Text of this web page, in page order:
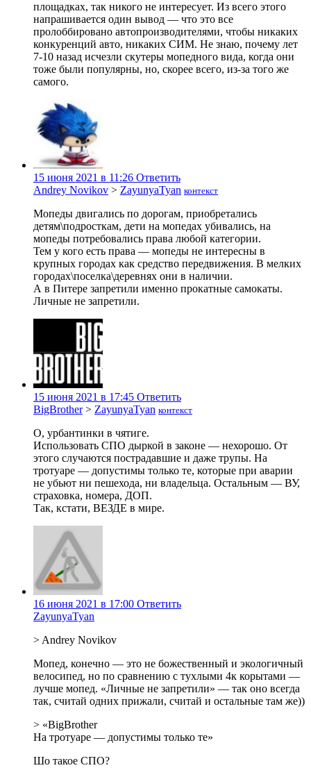
площадках, так никого не интересует. Из всего этого
напрашивается один вывод — что это все
пролоббировано автопроизводителями, чтобы никаких
конкуренций авто, никаких СИМ. Не знаю, почему лет
7-10 назад исчезли скутеры мопедного вида, когда они
тоже были популярны, но, скорее всего, из-за того же
самого.
15 июня 2021 в 11:26 Ответить
Andrey Novikov > ZayunyaTyan контекст
Мопеды двигались по дорогам, приобретались
детям\подросткам, дети на мопедах убивались, на
мопеды потребовались права любой категории.
Тем у кого есть права — мопеды не интересны в
крупных городах как средство передвижения. В мелких
городах\поселка\деревнях они в наличии.
А в Питере запретили именно прокатные самокаты.
Личные не запретили.
15 июня 2021 в 17:45 Ответить
BigBrother> ZayunyaTyan контекст
О, урбантинки в чятиге.
Использовать СПО дыркой в законе — нехорошо. От
этого случаются пострадавшие и даже трупы. На
тротуаре — допустимы только те, которые при аварии
не убьют ни пешехода, ни владельца. Остальным — ВУ,
страховка, номера, ДОП.
Так, кстати, ВЕЗДЕ в мире.
16 июня 2021 в 17:00 Ответить
ZayunyaTyan
> Andrey Novikov
Мопед, конечно — это не божественный и экологичный
велосипед, но по сравнению с тухлыми 4к корытами —
лучше мопед. «Личные не запретили» — так оно всегда
так, считай одних прижали, считай и остальные там же))
> «BigBrother
На тротуаре — допустимы только те»
Шо такое СПО?